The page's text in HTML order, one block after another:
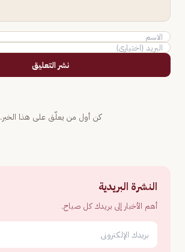
نشر التعليق
كن أول من يعلّق على هذا الخبر.
النشرة البريدية
أهم الأخبار إلى بريدك كل صباح.